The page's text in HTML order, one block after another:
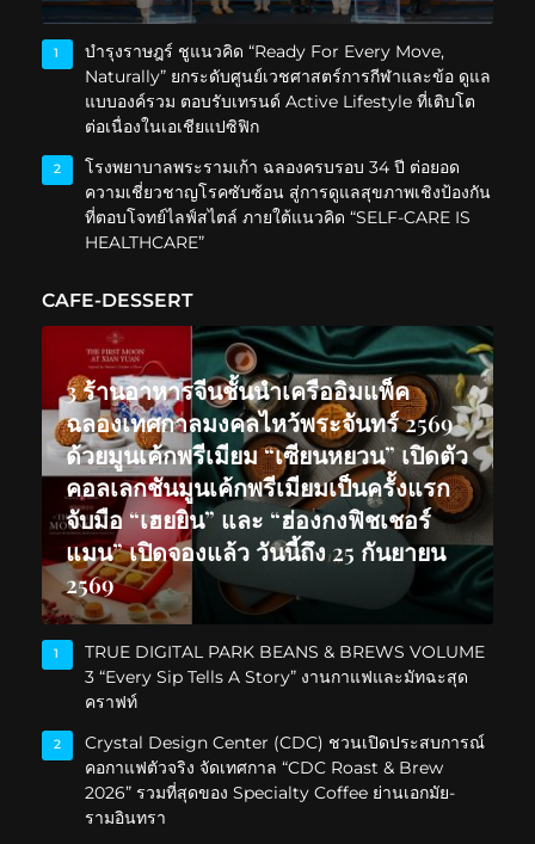
1
บำรุงราษฎร์ ชูแนวคิด “Ready For Every Move,
Naturally” ยกระดับศูนย์เวชศาสตร์การกีฬาและข้อ ดูแล
แบบองค์รวม ตอบรับเทรนด์ Active Lifestyle ที่เติบโต
ต่อเนื่องในเอเชียแปซิฟิก
2
โรงพยาบาลพระรามเก้า ฉลองครบรอบ 34 ปี ต่อยอด
ความเชี่ยวชาญโรคซับซ้อน สู่การดูแลสุขภาพเชิงป้องกัน
ที่ตอบโจทย์ไลฟ์สไตล์ ภายใต้แนวคิด “SELF-CARE IS
HEALTHCARE”
CAFE-DESSERT
3 ร้านอาหารจีนชั้นนำเครืออิมแพ็ค
ฉลองเทศกาลมงคลไหว้พระจันทร์ 2569
ด้วยมูนเค้กพรีเมียม “เซียนหยวน” เปิดตัว
คอลเลกชันมูนเค้กพรีเมียมเป็นครั้งแรก
จับมือ “เฮยยิน” และ “ฮ่องกงฟิชเชอร์
แมน” เปิดจองแล้ว วันนี้ถึง 25 กันยายน
2569
1
TRUE DIGITAL PARK BEANS & BREWS VOLUME
3 “Every Sip Tells A Story” งานกาแฟและมัทฉะสุด
คราฟท์
2
Crystal Design Center (CDC) ชวนเปิดประสบการณ์
คอกาแฟตัวจริง จัดเทศกาล “CDC Roast & Brew
2026” รวมที่สุดของ Specialty Coffee ย่านเอกมัย-
รามอินทรา